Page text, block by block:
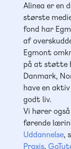
Alinea er en
største
fond har
af
Egmont
på at støtte
Danmark,
have en
godt liv.
Vi hører
førende
Uddannelse,
Praxis,